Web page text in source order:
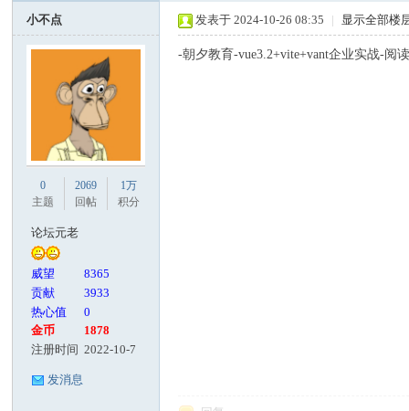
小不点
0
主题
2069
回帖
1万
积分
论坛元老
威望
8365
贡献
3933
热心值
0
金币
1878
注册时间 2022-10-7
发消息
发表于 2024-10-26 08:35 | 显示全部楼
-朝夕教育-vue3.2+vite+vant企业实战-阅